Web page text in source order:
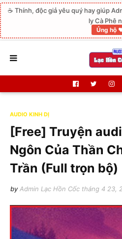
☕ Thính, độc giả yêu quý hay giúp
ly Cà Phê
Ủng hộ
AUDIO KINH DỊ
[Free] Truyện
Ngôn Của Thần
Trần (Full trọn bộ)
by Admin Lạc Hồn Cốc tháng 4 23,